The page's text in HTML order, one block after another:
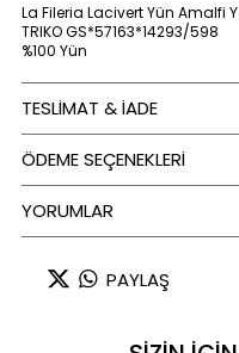
La Fileria Lacivert Yün Amalfi
TRIKO GS*57163*14293/598
%100 Yün
TESLİMAT & İADE
ÖDEME SEÇENEKLERI
YORUMLAR
PAYLAŞ